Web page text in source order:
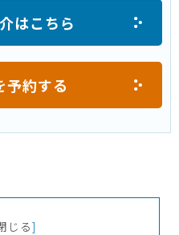
はこちら
予約する
じる]